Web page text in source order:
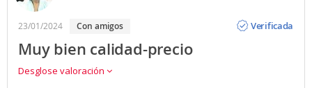
23/01/2024 Con amigos
Verificada
Muy bien calidad-precio
Desglose valoración